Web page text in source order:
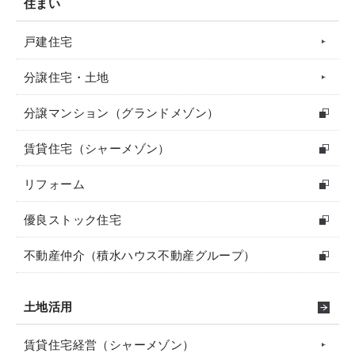
戸建住宅
分譲住宅・土地
分譲マンション（グランドメゾン）
賃貸住宅（シャーメゾン）
リフォーム
優良ストック住宅
不動産仲介（積水ハウス不動産グループ）
土地活用
賃貸住宅経営（シャーメゾン）